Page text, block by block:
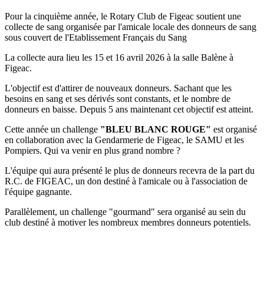
Pour la cinquième année, le Rotary Club de Figeac soutient une
collecte de sang organisée par l'amicale locale des donneurs de sang
sous couvert de l'Etablissement Français du Sang
La collecte aura lieu les 15 et 16 avril 2026 à la salle Balène à
Figeac.
L'objectif est d'attirer de nouveaux donneurs. Sachant que les
besoins en sang et ses dérivés sont constants, et le nombre de
donneurs en baisse. Depuis 5 ans maintenant cet objectif est atteint.
Cette année un challenge "BLEU BLANC ROUGE" est organisé
en collaboration avec la Gendarmerie de Figeac, le SAMU et les
Pompiers. Qui va venir en plus grand nombre ?
L'équipe qui aura présenté le plus de donneurs recevra de la part du
R.C. de FIGEAC, un don destiné à l'amicale ou à l'association de
l'équipe gagnante.
Parallèlement, un challenge "gourmand" sera organisé au sein du
club destiné à motiver les nombreux membres donneurs potentiels.